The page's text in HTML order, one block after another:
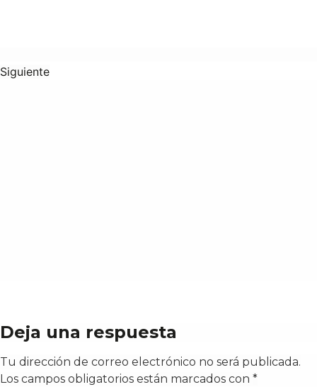
Siguiente
Deja una respuesta
Tu dirección de correo electrónico no será publicada.
Los campos obligatorios están marcados con *